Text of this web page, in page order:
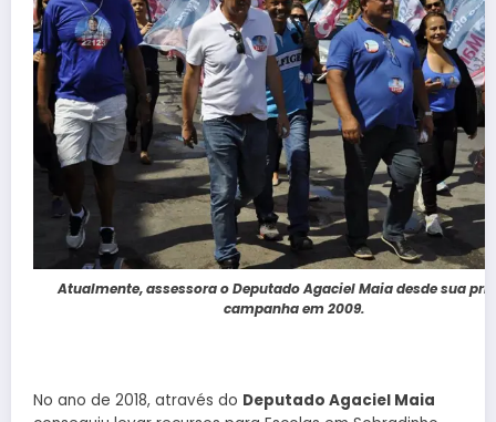
Atualmente, assessora o Deputado Agaciel Maia desde sua
campanha em 2009.
No ano de 2018, através do Deputado Agaciel Maia